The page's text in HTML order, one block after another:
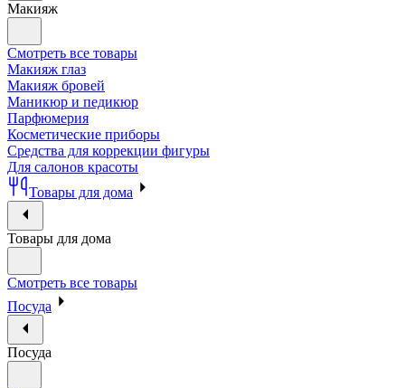
Макияж
Смотреть все товары
Макияж глаз
Макияж бровей
Маникюр и педикюр
Парфюмерия
Косметические приборы
Средства для коррекции фигуры
Для салонов красоты
Товары для дома
Товары для дома
Смотреть все товары
Посуда
Посуда